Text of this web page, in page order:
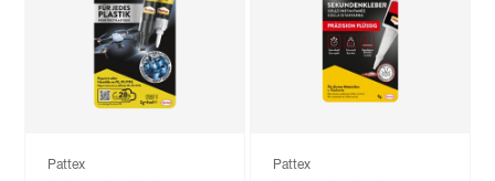
Pattex Pattex